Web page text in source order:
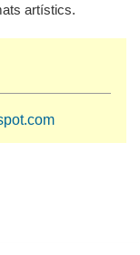
artístics.